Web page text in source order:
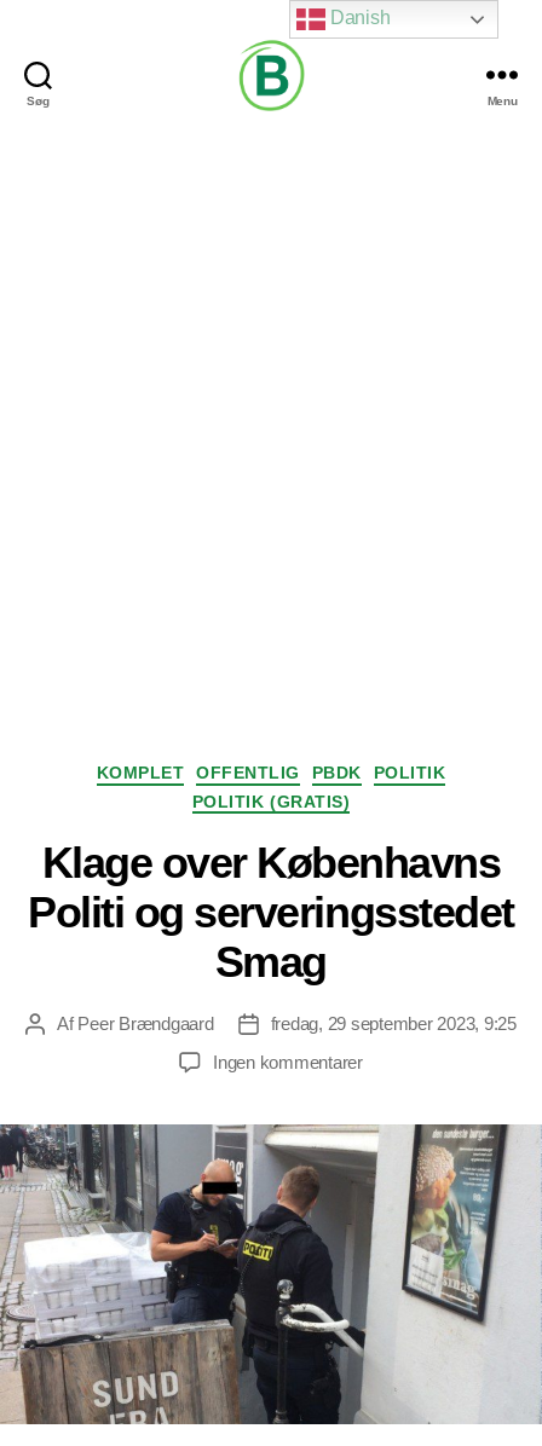
Søg Menu
Kategorier
KOMPLET OFFENTLIG PBDK
POLITIK
POLITIK (GRATIS)
Klage over Københavns
Politi og serveringsstedet
Smag
Indlægsforfatter
AfPeer Brændgaard Indlægsdato
fredag, 29 september 2023, 9:25
Ingen kommentarertil
Københavns
Politi
og
serveringsstedet
Smag
Danish